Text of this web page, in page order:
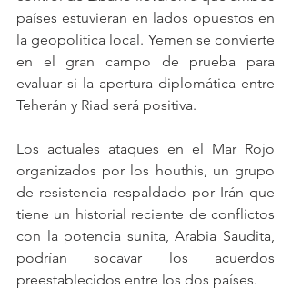
países estuvieran en lados opuestos en
la geopolítica local. Yemen se convierte
en el gran campo de prueba para
evaluar si la apertura diplomática entre
Teherán y Riad será positiva.
Los actuales ataques en el Mar Rojo
organizados por los houthis, un grupo
de resistencia respaldado por Irán que
tiene un historial reciente de conflictos
con la potencia sunita, Arabia Saudita,
podrían socavar los acuerdos
preestablecidos entre los dos países.